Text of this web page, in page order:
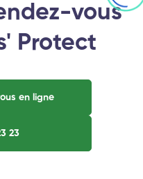
vous
Protect
en ligne
23